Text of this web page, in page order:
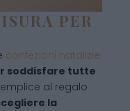
PER
confezioni natalizie
soddisfare tutte
al regalo
la